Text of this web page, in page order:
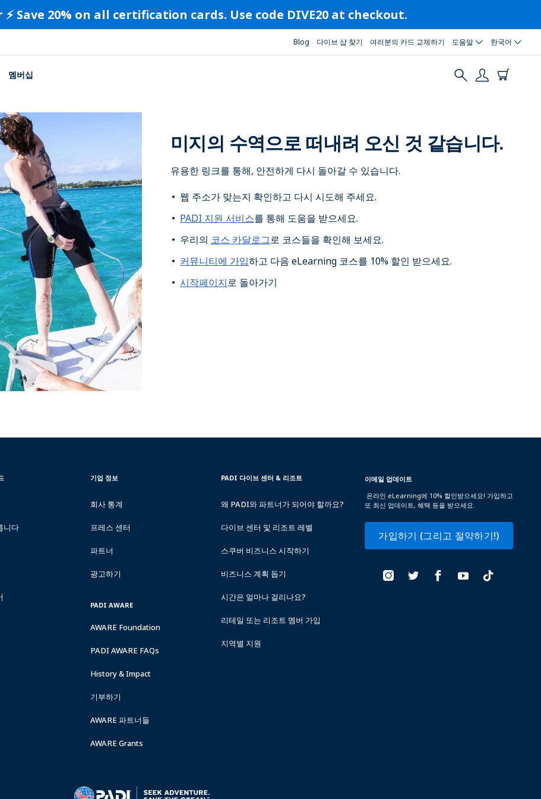
⚡️ Save 20% on all certification cards. Use code DIVE20 at checkout.
Blog 다이브 샵 찾기 여러분의 카드 교체하기 도움말 한국어
멤버십
미지의 수역으로 떠내려 오신 것 같습니다.
유용한 링크를 통해, 안전하게 다시 돌아갈 수 있습니다.
웹 주소가 맞는지 확인하고 다시 시도해 주세요.
PADI 지원 서비스를 통해 도움을 받으세요.
우리의 코스 카달로그로 코스들을 확인해 보세요.
커뮤니티에 가입하고 다음 eLearning 코스를 10% 할인 받으세요.
시작페이지로 돌아가기
이메일 업데이트
온라인 eLearning에 10% 할인받으세요! 가입하고
또 최신 업데이트, 혜택 등을 받으세요.
가입하기 (그리고 절약하기!)
니다
CORPORATE
기업 정보
회사 통계
프레스 센터
파트너
광고하기
PADI AWARE
AWARE Foundation
PADI AWARE FAQs
History & Impact
기부하기
AWARE 파트너들
AWARE Grants
PADI
&
PADI 다이브 센터 & 리조트
왜 PADI와 파트너가 되어야 할까요?
다이브 센터 및 리조트 레벨
스쿠버 비즈니스 시작하기
비즈니스 계획 돕기
시간은 얼마나 걸리나요?
리테일 또는 리조트 멤버 가입
지역별 지원